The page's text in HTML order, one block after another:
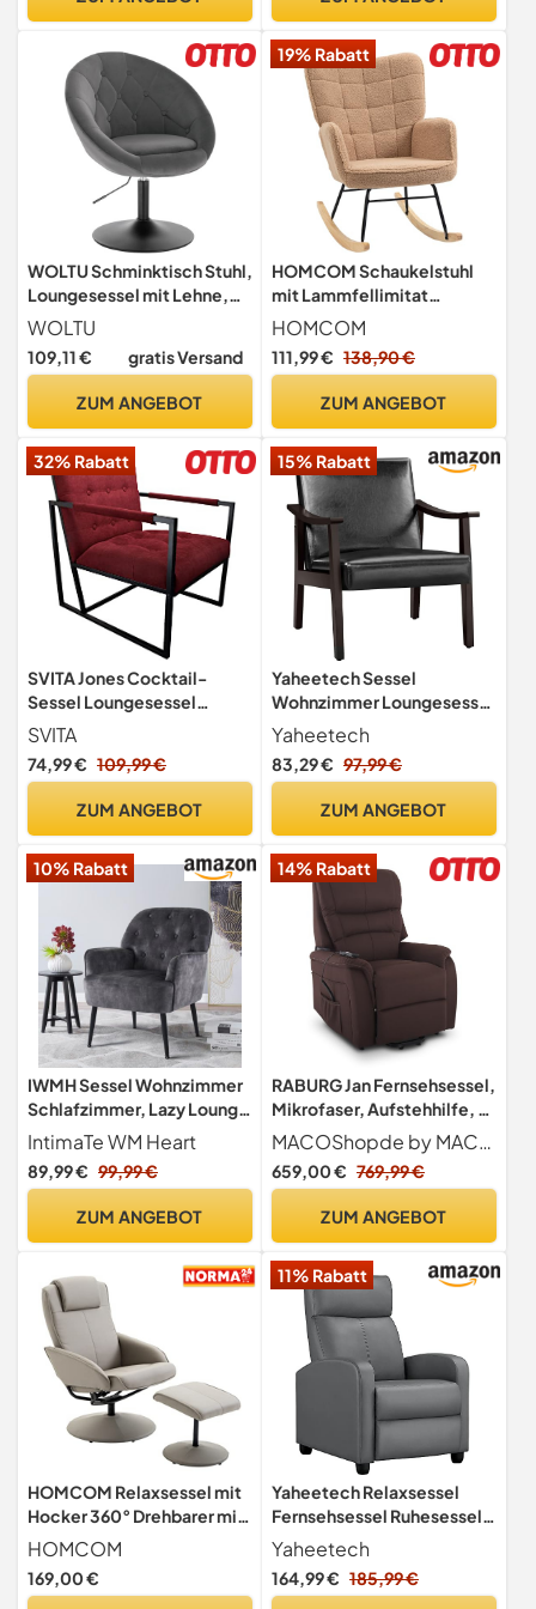
Armlehnensessel für
Schlafzimmer, Braun
WOLTU Schminktisch Stuhl,
Loungesessel mit Lehne,
Samt, Dunkelgrau
WOLTU
109,11 € gratis Versand
ZUM ANGEBOT
19% Rabatt
HOMCOM Schaukelstuhl
mit Lammfellimitat
Armlehne bis 120kg Braun
HOMCOM
111,99 € 138,90 €
ZUM ANGEBOT
32% Rabatt
SVITA Jones Cocktail-
Sessel Loungesessel
gepolstert mit Stahl-
Rahmen Stoff Rot
SVITA
74,99 € 109,99 €
ZUM ANGEBOT
15% Rabatt
Yaheetech Sessel
Wohnzimmer Loungesessel
Retro Relaxsessel
Lesesessel Einzelsofa bis
136 kg Belastbar für
Schlafzimmer Schwarz
Yaheetech
83,29 € 97,99 €
ZUM ANGEBOT
10% Rabatt
IWMH Sessel Wohnzimmer
Schlafzimmer, Lazy Lounge
Cocktailsessel Bequemer
mit Armlehnen und Einer
Seitentasche, Samt
Lesesessel mit
IntimaTe WM Heart
89,99 € 99,99 €
ZUM ANGEBOT
14% Rabatt
RABURG Jan Fernsehsessel,
Mikrofaser, Aufstehhilfe, 2
Motoren, Dunkelbraun
MACOShopde by MACO Möbel
659,00 € 769,99 €
ZUM ANGEBOT
HOMCOM Relaxsessel mit
Hocker 360° Drehbarer mit
Liegefunktion Grau
HOMCOM
169,00 €
11% Rabatt
Yaheetech Relaxsessel
Fernsehsessel Ruhesessel
mit Liege-Funktion und
Verstellbarer Beinablage
Recliner Einzelsofa
Yaheetech
164,99 € 185,99 €